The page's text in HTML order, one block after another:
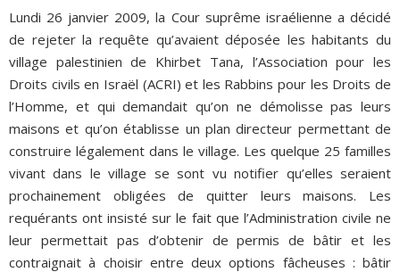
Lundi 26 janvier 2009, la Cour suprême israélienne a décidé
de rejeter la requête qu’avaient déposée les habitants du
village palestinien de Khirbet Tana, l’Association pour les
Droits civils en Israël (ACRI) et les Rabbins pour les Droits de
l’Homme, et qui demandait qu’on ne démolisse pas leurs
maisons et qu’on établisse un plan directeur permettant de
construire légalement dans le village. Les quelque 25 familles
vivant dans le village se sont vu notifier qu’elles seraient
prochainement obligées de quitter leurs maisons. Les
requérants ont insisté sur le fait que l’Administration civile ne
leur permettait pas d’obtenir de permis de bâtir et les
contraignait à choisir entre deux options fâcheuses : bâtir